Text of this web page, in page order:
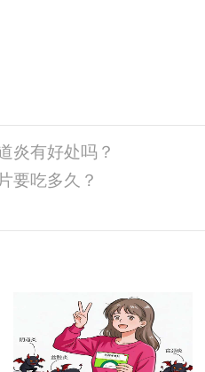
炎有好处吗？
要吃多久？